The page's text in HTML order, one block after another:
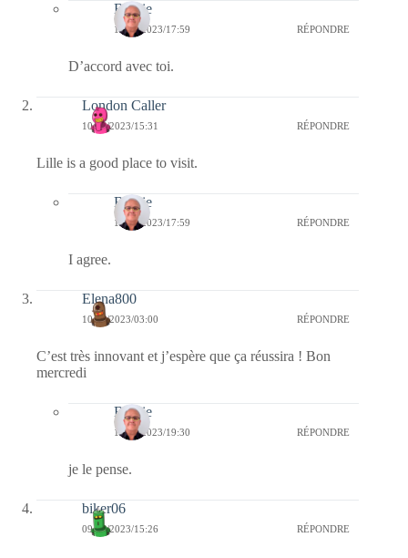
Bernie
12/05/2023/17:59 RÉPONDRE
D’accord avec toi.
London Caller
10/05/2023/15:31 RÉPONDRE
Lille is a good place to visit.
Bernie
10/05/2023/17:59 RÉPONDRE
I agree.
Elena800
10/05/2023/03:00 RÉPONDRE
C’est très innovant et j’espère que ça réussira ! Bon
mercredi
Bernie
10/05/2023/19:30 RÉPONDRE
je le pense.
biker06
09/05/2023/15:26 RÉPONDRE